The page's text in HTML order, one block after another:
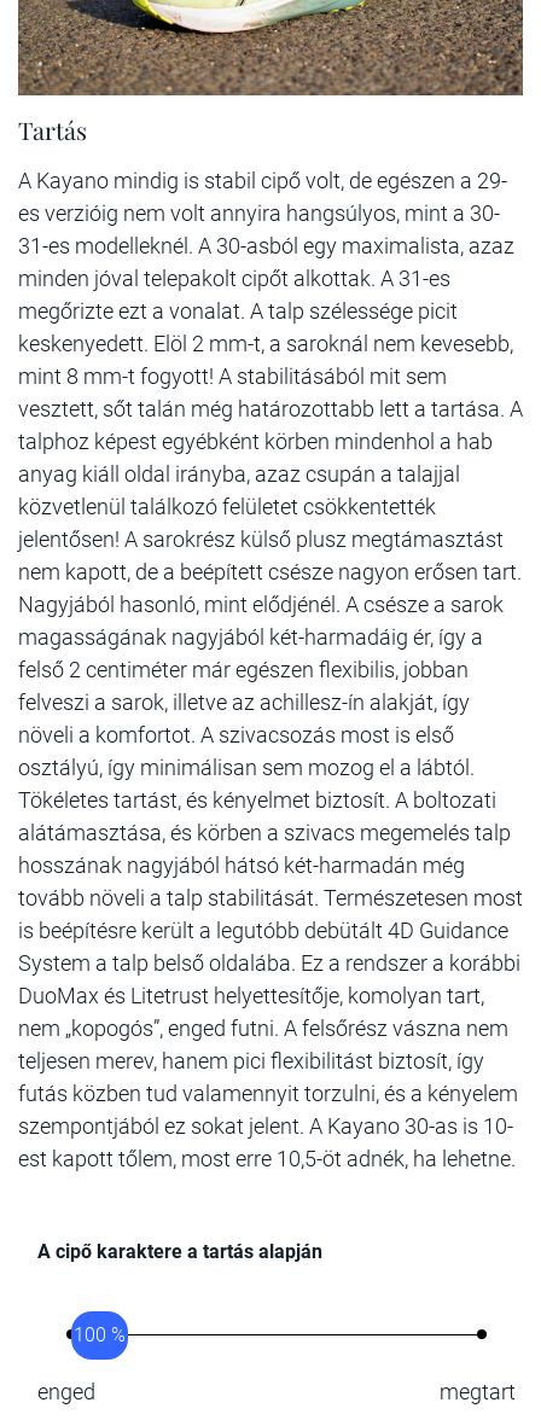
Tartás
A Kayano mindig is stabil cipő volt, de egészen a 29-
es verzióig nem volt annyira hangsúlyos, mint a 30-
31-es modelleknél. A 30-asból egy maximalista, azaz
minden jóval telepakolt cipőt alkottak. A 31-es
megőrizte ezt a vonalat. A talp szélessége picit
keskenyedett. Elöl 2 mm-t, a saroknál nem kevesebb,
mint 8 mm-t fogyott! A stabilitásából mit sem
vesztett, sőt talán még határozottabb lett a tartása. A
talphoz képest egyébként körben mindenhol a hab
anyag kiáll oldal irányba, azaz csupán a talajjal
közvetlenül találkozó felületet csökkentették
jelentősen! A sarokrész külső plusz megtámasztást
nem kapott, de a beépített csésze nagyon erősen tart.
Nagyjából hasonló, mint elődjénél. A csésze a sarok
magasságának nagyjából két-harmadáig ér, így a
felső 2 centiméter már egészen flexibilis, jobban
felveszi a sarok, illetve az achillesz-ín alakját, így
növeli a komfortot. A szivacsozás most is első
osztályú, így minimálisan sem mozog el a lábtól.
Tökéletes tartást, és kényelmet biztosít. A boltozati
alátámasztása, és körben a szivacs megemelés talp
hosszának nagyjából hátsó két-harmadán még
tovább növeli a talp stabilitását. Természetesen most
is beépítésre került a legutóbb debütált 4D Guidance
System a talp belső oldalába. Ez a rendszer a korábbi
DuoMax és Litetrust helyettesítője, komolyan tart,
nem „kopogós”, enged futni. A felsőrész vászna nem
teljesen merev, hanem pici flexibilitást biztosít, így
futás közben tud valamennyit torzulni, és a kényelem
szempontjából ez sokat jelent. A Kayano 30-as is 10-
est kapott tőlem, most erre 10,5-öt adnék, ha lehetne.
A cipő karaktere a tartás alapján
100 %
enged megtart